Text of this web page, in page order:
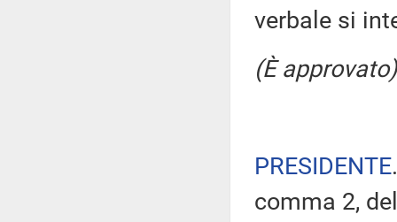
verbale si
(È approvato)
PRESIDENTE
comma 2,